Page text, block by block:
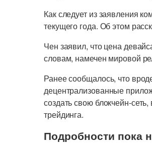
Как следует из заявления
текущего года. Об этом
Чен заявил, что цена
словам, намечен мировой
Ранее сообщалось, что
децентрализованные
создать свою блокчейн-
трейдинга.
Подробности пока